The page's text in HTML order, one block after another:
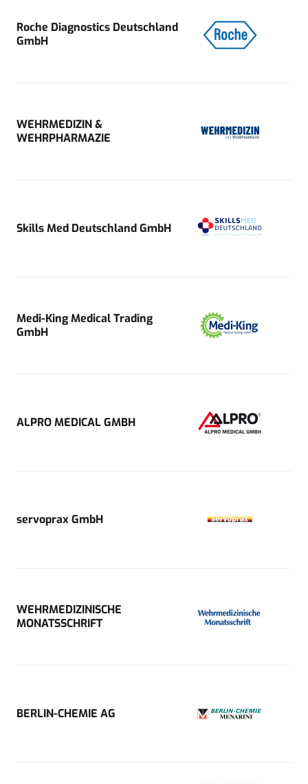
Roche Diagnostics Deutschland
GmbH
WEHRMEDIZIN &
WEHRPHARMAZIE
Skills Med Deutschland GmbH
Medi-King Medical Trading
GmbH
ALPRO MEDICAL GMBH
servoprax GmbH
WEHRMEDIZINISCHE
MONATSSCHRIFT
BERLIN-CHEMIE AG